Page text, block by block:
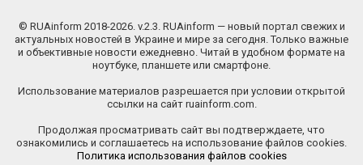
© RUAinform 2018-2026. v.2.3. RUAinform — новый портал свежих и
актуальных новостей в Украине и мире за сегодня. Только важные
и объективные новости ежедневно. Читай в удобном формате на
ноутбуке, планшете или смартфоне.
Использование материалов разрешается при условии открытой
ссылки на сайт ruainform.com.
Продолжая просматривать сайт вы подтверждаете, что
ознакомились и соглашаетесь на использование файлов cookies.
Политика использования файлов cookies